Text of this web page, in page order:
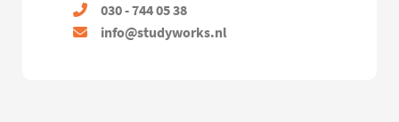
030 - 744 05 38
info@studyworks.nl